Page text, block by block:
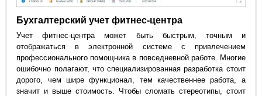
Бухгалтерский учет фитнес-центра
Учет фитнес-центра может быть быстрым, точным и
отображаться в электронной системе с привлечением
профессионального помощника в повседневной работе. Многие
ошибочно полагают, что специализированная разработка стоит
дорого, чем шире функционал, тем качественнее работа, а
значит и выше стоимость. Чтобы сломать стереотипы, стоит